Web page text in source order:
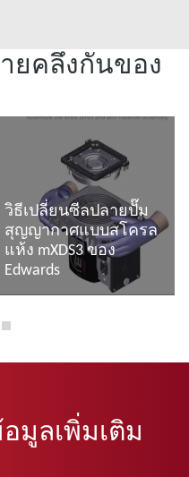
ยคลึงกันของ
วิธีเปลี่ยนซีลปลายปั๊ม
สุญญากาศแบบสโครล
แห้ง mXDS3 ของ
Edwards
มูลเพิ่มเติม